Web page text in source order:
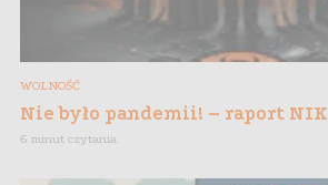
WOLNOŚĆ
Nie było pandemii! – raport NIK
6 minut czytania